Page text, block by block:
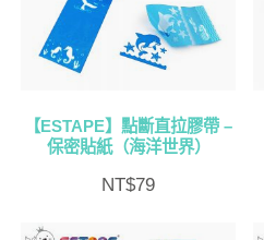
【ESTAPE】點斷直拉膠帶 –
保密貼紙（海洋世界）
NT$79